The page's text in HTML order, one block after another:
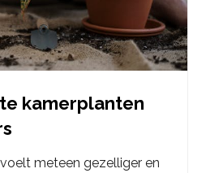
kamerplanten
meteen gezelliger en